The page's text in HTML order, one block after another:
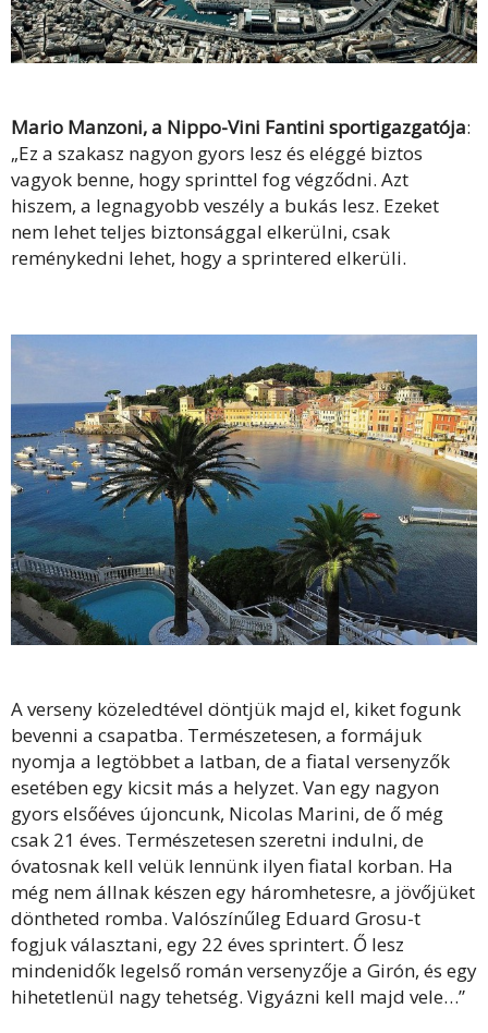
Mario Manzoni, a Nippo-Vini Fantini sportigazgatója:
„Ez a szakasz nagyon gyors lesz és eléggé biztos
vagyok benne, hogy sprinttel fog végződni. Azt
hiszem, a legnagyobb veszély a bukás lesz. Ezeket
nem lehet teljes biztonsággal elkerülni, csak
reménykedni lehet, hogy a sprintered elkerüli.
A verseny közeledtével döntjük majd el, kiket fogunk
bevenni a csapatba. Természetesen, a formájuk
nyomja a legtöbbet a latban, de a fiatal versenyzők
esetében egy kicsit más a helyzet. Van egy nagyon
gyors elsőéves újoncunk, Nicolas Marini, de ő még
csak 21 éves. Természetesen szeretni indulni, de
óvatosnak kell velük lennünk ilyen fiatal korban. Ha
még nem állnak készen egy háromhetesre, a jövőjüket
döntheted romba. Valószínűleg Eduard Grosu-t
fogjuk választani, egy 22 éves sprintert. Ő lesz
mindenidők legelső román versenyzője a Girón, és egy
hihetetlenül nagy tehetség. Vigyázni kell majd vele…”